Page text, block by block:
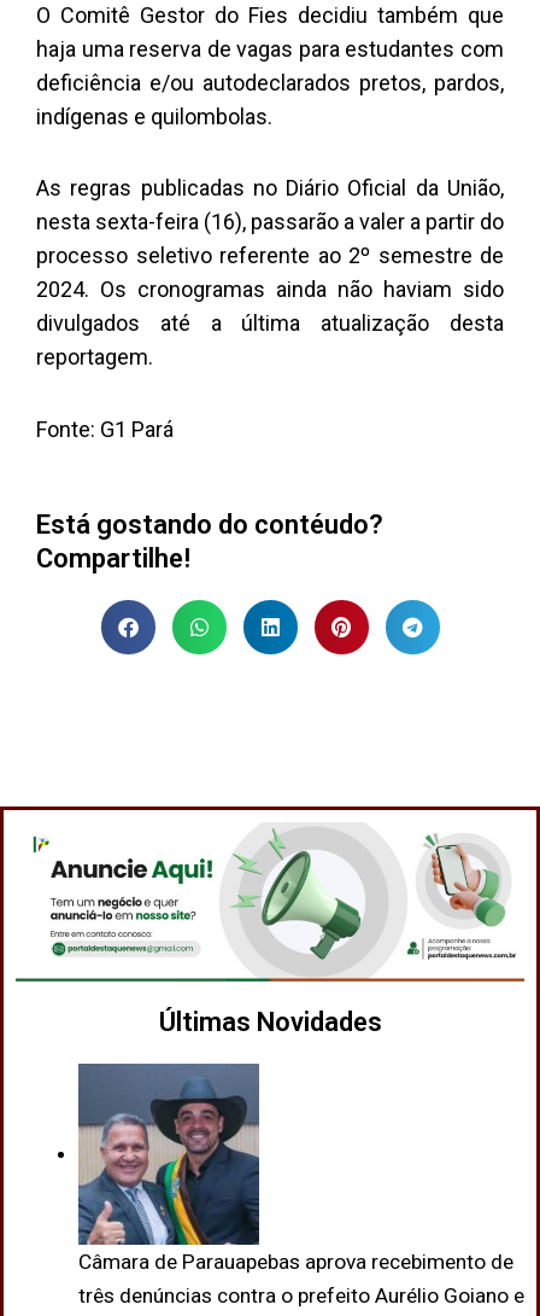
O Comitê Gestor do Fies decidiu também que
haja uma reserva de vagas para estudantes com
deficiência e/ou autodeclarados pretos, pardos,
indígenas e quilombolas.
As regras publicadas no Diário Oficial da União,
nesta sexta-feira (16), passarão a valer a partir do
processo seletivo referente ao 2º semestre de
2024. Os cronogramas ainda não haviam sido
divulgados até a última atualização desta
reportagem.
Fonte: G1 Pará
Está gostando do contéudo?
Compartilhe!
Últimas Novidades
Câmara de Parauapebas aprova recebimento de
três denúncias contra o prefeito Aurélio Goiano e